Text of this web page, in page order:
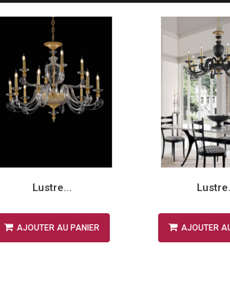
Lustre...
AJOUTER AU PANIER AJOUTER